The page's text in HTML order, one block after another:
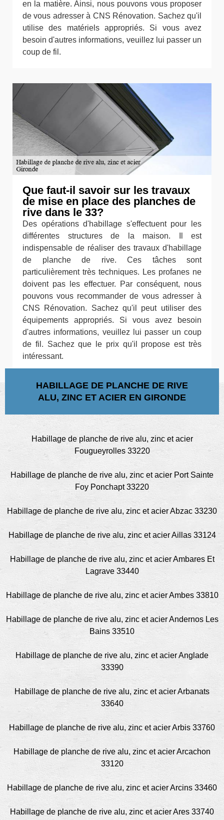
en la matière. Ainsi, nous pouvons vous proposer
de vous adresser à CNS Rénovation. Sachez qu'il
utilise des matériels appropriés. Si vous avez
besoin d'autres informations, veuillez lui passer un
coup de fil.
Que faut-il savoir sur les travaux
de mise en place des planches de
rive dans le 33?
Des opérations d'habillage s'effectuent pour les
différentes structures de la maison. Il est
indispensable de réaliser des travaux d'habillage
de planche de rive. Ces tâches sont
particulièrement très techniques. Les profanes ne
doivent pas les effectuer. Par conséquent, nous
pouvons vous recommander de vous adresser à
CNS Rénovation. Sachez qu'il peut utiliser des
équipements appropriés. Si vous avez besoin
d'autres informations, veuillez lui passer un coup
de fil. Sachez que le prix qu'il propose est très
intéressant.
HABILLAGE DE PLANCHE DE RIVE
ALU, ZINC ET ACIER EN GIRONDE
Habillage de planche de rive alu, zinc et acier
Fougueyrolles 33220
Habillage de planche de rive alu, zinc et acier Port Sainte
Foy Ponchapt 33220
Habillage de planche de rive alu, zinc et acier Abzac 33230
Habillage de planche de rive alu, zinc et acier Aillas 33124
Habillage de planche de rive alu, zinc et acier Ambares Et
Lagrave 33440
Habillage de planche de rive alu, zinc et acier Ambes 33810
Habillage de planche de rive alu, zinc et acier Andernos Les
Bains 33510
Habillage de planche de rive alu, zinc et acier Anglade
33390
Habillage de planche de rive alu, zinc et acier Arbanats
33640
Habillage de planche de rive alu, zinc et acier Arbis 33760
Habillage de planche de rive alu, zinc et acier Arcachon
33120
Habillage de planche de rive alu, zinc et acier Arcins 33460
Habillage de planche de rive alu, zinc et acier Ares 33740